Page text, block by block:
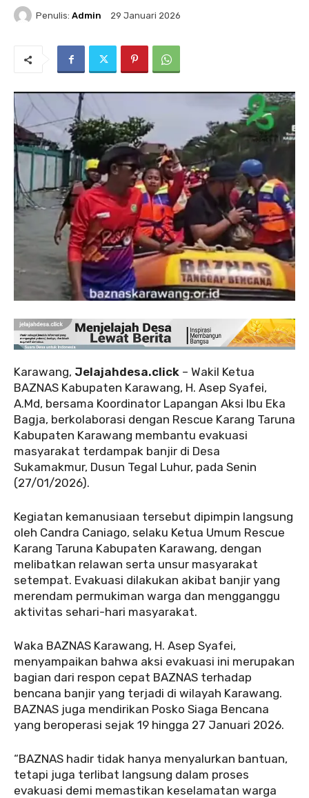
Penulis: Admin 29 Januari 2026
Karawang, Jelajahdesa.click – Wakil Ketua
BAZNAS Kabupaten Karawang, H. Asep Syafei,
A.Md, bersama Koordinator Lapangan Aksi Ibu Eka
Bagja, berkolaborasi dengan Rescue Karang Taruna
Kabupaten Karawang membantu evakuasi
masyarakat terdampak banjir di Desa
Sukamakmur, Dusun Tegal Luhur, pada Senin
(27/01/2026).
‎Kegiatan kemanusiaan tersebut dipimpin langsung
oleh Candra Caniago, selaku Ketua Umum Rescue
Karang Taruna Kabupaten Karawang, dengan
melibatkan relawan serta unsur masyarakat
setempat. Evakuasi dilakukan akibat banjir yang
merendam permukiman warga dan mengganggu
aktivitas sehari-hari masyarakat.
‎Waka BAZNAS Karawang, H. Asep Syafei,
menyampaikan bahwa aksi evakuasi ini merupakan
bagian dari respon cepat BAZNAS terhadap
bencana banjir yang terjadi di wilayah Karawang.
BAZNAS juga mendirikan Posko Siaga Bencana
yang beroperasi sejak 19 hingga 27 Januari 2026.
‎“BAZNAS hadir tidak hanya menyalurkan bantuan,
tetapi juga terlibat langsung dalam proses
evakuasi demi memastikan keselamatan warga